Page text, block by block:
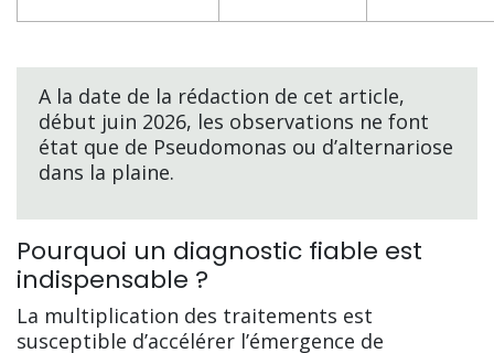
A la date de la rédaction de cet article,
début juin 2026, les observations ne font
état que de Pseudomonas ou d’alternariose
dans la plaine.
Pourquoi un diagnostic fiable est
indispensable ?
La multiplication des traitements est
susceptible d’accélérer l’émergence de